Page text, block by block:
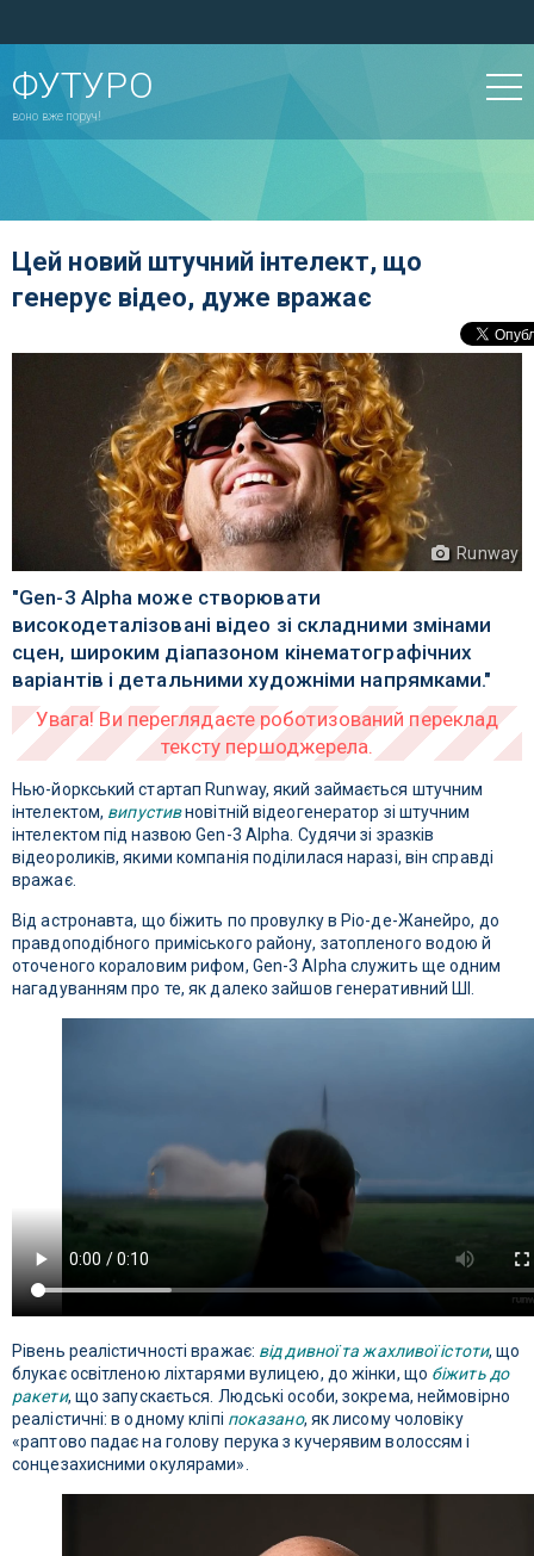
ФУТУРО
воно вже поруч!
Цей новий штучний інтелект, що
генерує відео, дуже вражає
Runway
"Gen-3 Alpha може створювати
високодеталізовані відео зі складними змінами
сцен, широким діапазоном кінематографічних
варіантів і детальними художніми напрямками."
Нью-йоркський стартап Runway, який займається штучним
інтелектом, випустивновітній відеогенератор зі штучним
інтелектом під назвою Gen-3 Alpha. Судячи зі зразків
відеороликів, якими компанія поділилася наразі, він справді
вражає.
Від астронавта, що біжить по провулку в Ріо-де-Жанейро, до
правдоподібного приміського району, затопленого водою й
оточеного кораловим рифом, Gen-3 Alpha служить ще одним
нагадуванням про те, як далеко зайшов генеративний ШІ.
Рівень реалістичності вражає: від дивної та жахливої ​​істоти, що
блукає освітленою ліхтарями вулицею, до жінки, що біжить до
ракети, що запускається. Людські особи, зокрема, неймовірно
реалістичні: в одному кліпі показано, як лисому чоловіку
«раптово падає на голову перука з кучерявим волоссям і
сонцезахисними окулярами».